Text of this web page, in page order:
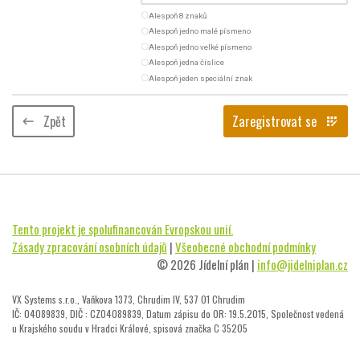
radio_button_uncheckedAlespoň 8 znaků
radio_button_uncheckedAlespoň jedno malé písmeno
radio_button_uncheckedAlespoň jedno velké písmeno
radio_button_uncheckedAlespoň jedna číslice
radio_button_uncheckedAlespoň jeden speciální znak
keyboard_backspace Zpět Zaregistrovat se app_registration
Tento projekt je spolufinancován Evropskou unií.
Zásady zpracování osobních údajů |Všeobecné obchodní podmínky
© 2026 Jídelní plán | info@jidelniplan.cz
VX Systems s.r.o., Vaňkova 1373, Chrudim IV, 537 01 Chrudim
IČ: 04089839, DIČ : CZ04089839, Datum zápisu do OR: 19.5.2015, Společnost vedená
u Krajského soudu v Hradci Králové, spisová značka C 35205